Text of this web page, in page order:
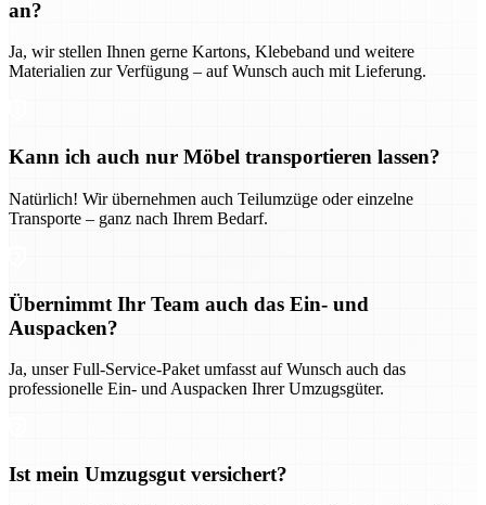
an?
Ja, wir stellen Ihnen gerne Kartons, Klebeband und weitere
Materialien zur Verfügung – auf Wunsch auch mit Lieferung.
Kann ich auch nur Möbel transportieren lassen?
Natürlich! Wir übernehmen auch Teilumzüge oder einzelne
Transporte – ganz nach Ihrem Bedarf.
Übernimmt Ihr Team auch das Ein- und
Auspacken?
Ja, unser Full-Service-Paket umfasst auf Wunsch auch das
professionelle Ein- und Auspacken Ihrer Umzugsgüter.
Ist mein Umzugsgut versichert?